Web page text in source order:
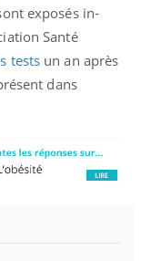
exposés in-
Santé
tests un an après
dans